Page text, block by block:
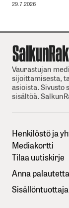
29.7.2026
Vaurastujan
sijoittamisesta,
asioista. Sivusto
sisältöä.
Henkilöstö ja
Mediakortti
Tilaa uutiskirje
Anna palautetta